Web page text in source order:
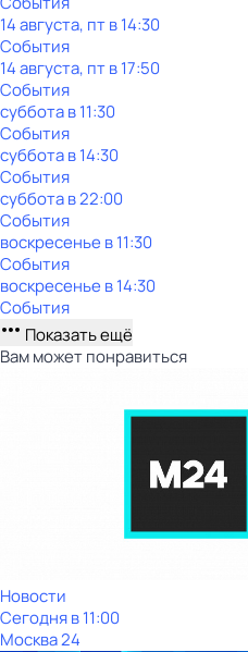
14 августа, пт в 14:30
События
14 августа, пт в 17:50
События
субботав11:30
События
субботав14:30
События
субботав22:00
События
воскресенье в11:30
События
воскресенье в14:30
События
Показать ещё
Вам может понравиться
Новости
Сегодня в 11:00
Москва 24